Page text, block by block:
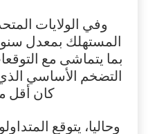
وفي الولايات
بما يتماشى مع
كان أقل